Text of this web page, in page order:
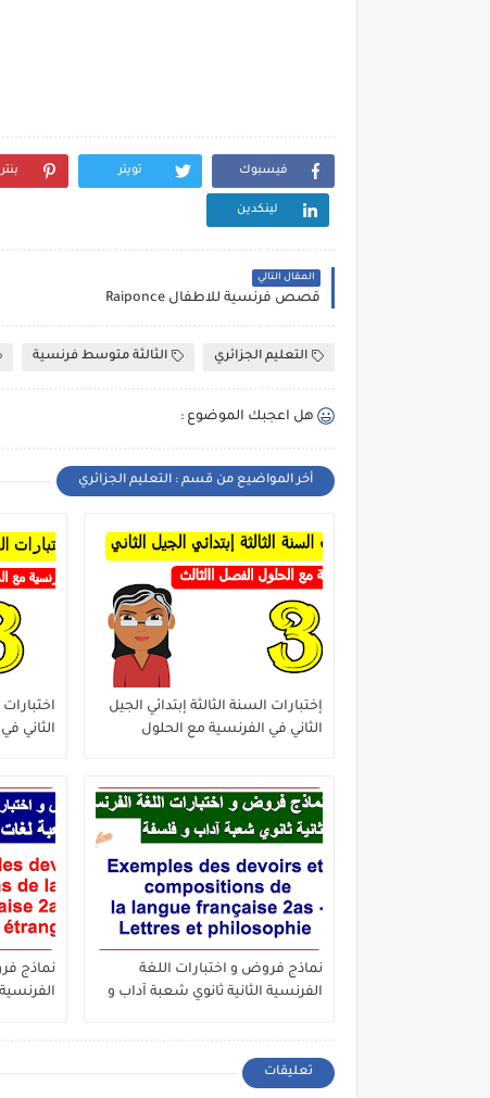
فيسبوك تويتر
لينكدين
المقال التالي
قصص فرنسية للاطفال Raiponce
التعليم الجزائري الثالثة متوسط فرنسية
هل اعجبك الموضوع :
أخر المواضيع من قسم : التعليم الجزائري
إختبارات السنة الثالثة إبتدائي الجيل
الثاني في الفرنسية مع الحلول
اختبارات
الثاني
نماذج فروض و اختبارات اللغة
الفرنسية الثانية ثانوي شعبة آداب و
نماذج
تعليقات